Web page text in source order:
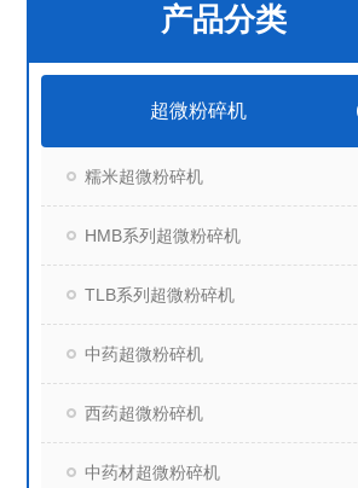
产品分类
超微粉碎机
糯米超微粉碎机
HMB系列超微粉碎机
TLB系列超微粉碎机
中药超微粉碎机
西药超微粉碎机
中药材超微粉碎机